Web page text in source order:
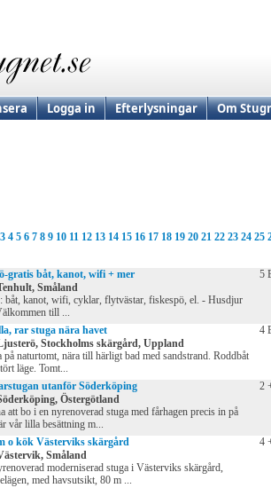
Logga in Efterlysningar Om
3 4 5 6 7 8 9 10 11 12 13 14 15 16 17 18 19 20 21 22 23 24 25
gratis båt, kanot, wifi + mer
Småland
båt, kanot, wifi, cyklar, flytvästar, fiskespö, el. - Husdjur
till ...
5
rar stuga nära havet
Stockholms skärgård, Uppland
på naturtomt, nära till härligt bad med sandstrand. Roddbåt
läge. Tomt...
4
utanför Söderköping
Östergötland
att bo i en nyrenoverad stuga med fårhagen precis in på
vår lilla besättning m...
2
o kök Västerviks skärgård
Småland
moderniserad stuga i Västerviks skärgård,
med havsutsikt, 80 m ...
4